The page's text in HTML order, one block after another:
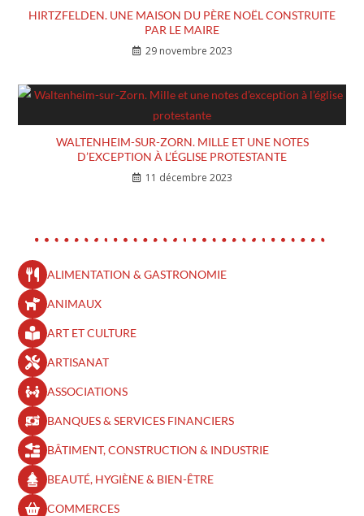
HIRTZFELDEN. UNE MAISON DU PÈRE NOËL CONSTRUITE
PAR LE MAIRE
29 novembre 2023
WALTENHEIM-SUR-ZORN. MILLE ET UNE NOTES
D’EXCEPTION À L’ÉGLISE PROTESTANTE
11 décembre 2023
ALIMENTATION & GASTRONOMIE
ANIMAUX
ART ET CULTURE
ARTISANAT
ASSOCIATIONS
BANQUES & SERVICES FINANCIERS
BÂTIMENT, CONSTRUCTION & INDUSTRIE
BEAUTÉ, HYGIÈNE & BIEN-ÊTRE​
COMMERCES